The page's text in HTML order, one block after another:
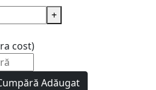
cost)
+
Adăugat